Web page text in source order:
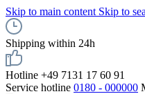
Skip to main content Skip to
Shipping within 24h
Hotline +49 7131 17 60 91
Service hotline 0180 - 000000